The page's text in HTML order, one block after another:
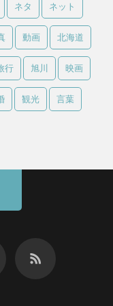
ネタ ネット
動画 北海道
行 旭川 映画
観光 言葉